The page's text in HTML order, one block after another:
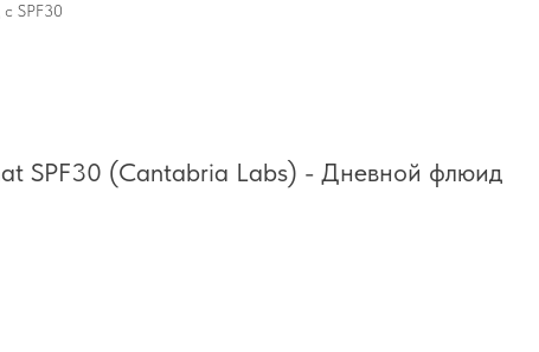
SPF30
SPF30 (Cantabria Labs) - Дневной флюид